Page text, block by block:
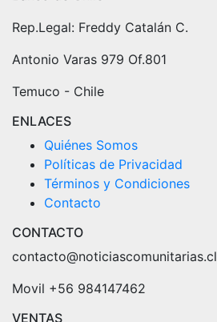
Rep.Legal: Freddy Catalán C.
Antonio Varas 979 Of.801
Temuco - Chile
ENLACES
Quiénes Somos
Políticas de Privacidad
Términos y Condiciones
Contacto
CONTACTO
contacto@noticiascomunitarias.cl
Movil +56 984147462
VENTAS